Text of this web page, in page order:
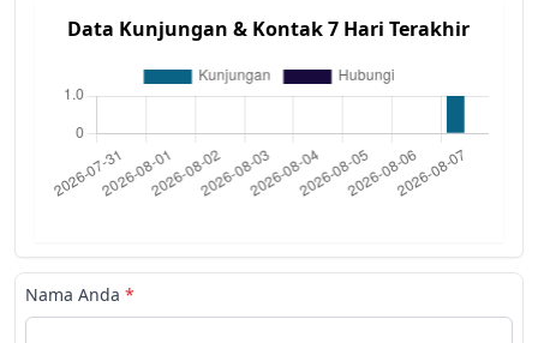
Data Kunjungan & Kontak 7 Hari Terakhir
Nama Anda *